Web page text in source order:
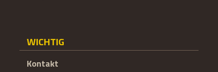
WICHTIG
Kontakt